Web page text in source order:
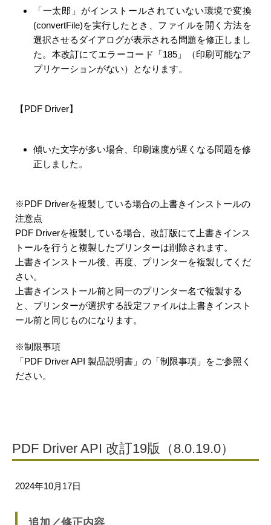
「一太郎」がインストールされていない環境で変換
(convertFile)を実行したとき、ファイルを開く方法を
選択させるダイアログが表示される問題を修正しまし
た。本改訂にてエラーコード「185」（印刷可能なア
プリケーションがない）となります。
【PDF Driver】
傾いた文字が多い場合、印刷速度が遅くなる問題を修
正しました。
※PDF Driverを複製している場合の上書きインストールの
注意点
PDF Driverを複製している場合、改訂版にて上書きインス
トールを行うと複製したプリンターは削除されます。
上書きインストール後、再度、プリンターを複製してくだ
さい。
上書きインストール前と同一のプリンター名で複製する
と、プリンターが選択する設定ファイルは上書きインスト
ール前と同じものになります。
※制限事項
「PDF Driver API 製品説明書」の「制限事項」をご参照く
ださい。
PDF Driver API 改訂19版（8.0.19.0）
2024年10月17日
追加／修正内容